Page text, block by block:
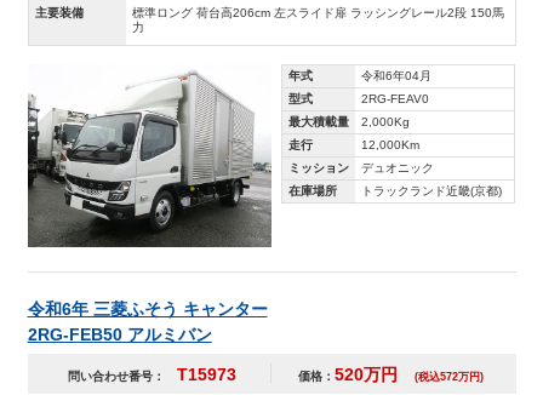
主要装備
標準ロング 荷台高206cm 左スライド扉 ラッシングレール2段 150馬
力
年式
令和6年04月
型式
2RG-FEAV0
最大積載量
2,000Kg
走行
12,000Km
ミッション
デュオニック
在庫場所
トラックランド近畿(京都)
令和6年 三菱ふそう キャンター
2RG-FEB50 アルミバン
問い合わせ番号： T15973 価格： 520万円 (税込572万円)